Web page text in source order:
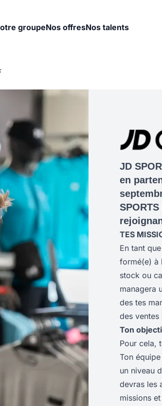
groupeNos offresNos talents
JD
en
TES
En tant
formé(e) à
stock ou
managera
des tes
des ventes
Ton
Pour cela,
Ton
un niveau
devras les
missions